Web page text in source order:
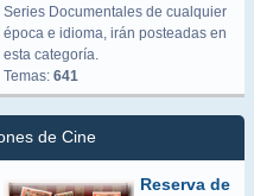
Series Documentales de cualquier
época e idioma, irán posteadas en
esta categoría.
Temas: 641
de Cine
Reserva de